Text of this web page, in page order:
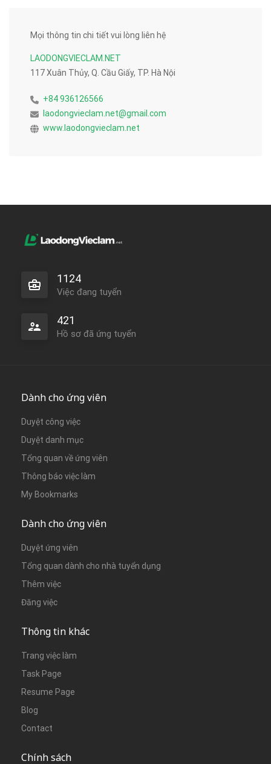
Mọi thông tin chi tiết vui lòng liên hệ
LAODONGVIECLAM.NET
117 Xuân Thủy, Q. Cầu Giấy, TP. Hà Nội
+84 936126566
laodongvieclam.net@gmail.com
www.laodongvieclam.net
1124
Việc đang tuyển
421
Hồ sơ đã ứng tuyển
Dành cho ứng viên
Duyệt công việc
Duyệt danh mục
Tổng quan về ứng viên
Thông báo việc làm
My Bookmarks
Dành cho ứng viên
Duyệt ứng viên
Tổng quan dành cho nhà tuyển dụng
Thêm việc
Đăng việc
Thông tin khác
Trang việc làm
Task Page
Resume Page
Blog
Contact
Chính sách